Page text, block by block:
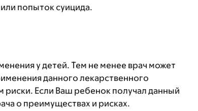
попыток суицида.
у детей. Тем не менее врач может
данного лекарственного
риски. Если Ваш ребенок получал данный
о преимуществах и рисках.